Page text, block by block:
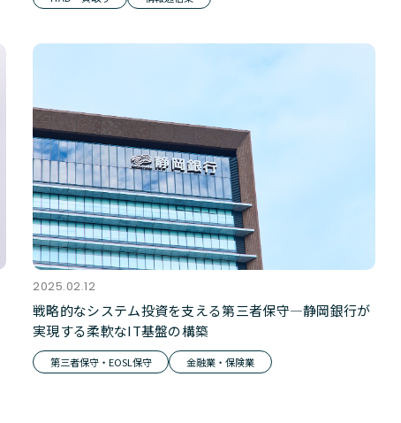
2025.02.12
戦略的なシステム投資を支える第三者保守―静岡銀行が
実現する柔軟なIT基盤の構築
第三者保守・EOSL保守 金融業・保険業